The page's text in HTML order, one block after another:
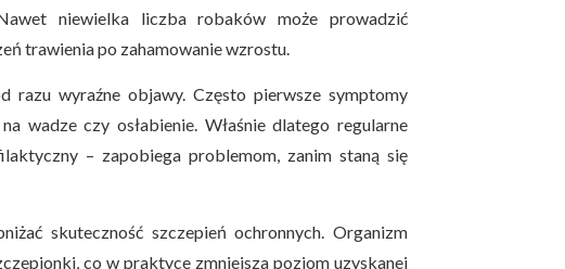
niewielka liczba robaków może prowadzić
trawienia po zahamowanie wzrostu.
razu wyraźne objawy. Często pierwsze symptomy
wadze czy osłabienie. Właśnie dlatego regularne
– zapobiega problemom, zanim staną się
skuteczność szczepień ochronnych. Organizm
co w praktyce zmniejsza poziom uzyskanej